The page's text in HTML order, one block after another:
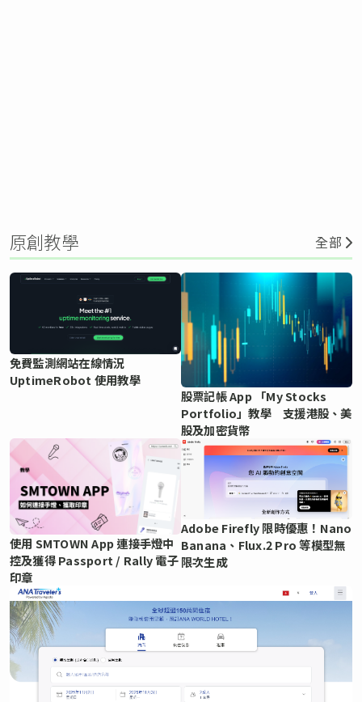
原創教學 全部
免費監測網站在線情況
UptimeRobot 使用教學
股票記帳 App 「My Stocks
Portfolio」教學 支援港股、美
股及加密貨幣
使用 SMTOWN App 連接手燈中
控及獲得 Passport / Rally 電子
印章
Adobe Firefly 限時優惠！Nano
Banana、Flux.2 Pro 等模型無
限次生成